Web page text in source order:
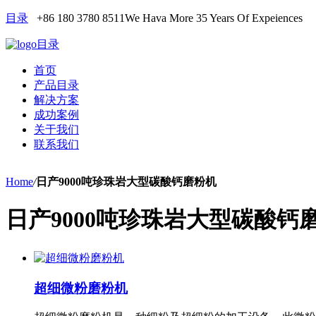
目录 +86 180 3780 8511We Hava More 35 Years Of Expeiences
目录
首页
产品目录
解决方案
成功案例
关于我们
联系我们
Home/日产9000吨珍珠岩大型碳酸钙磨粉机
日产9000吨珍珠岩大型碳酸钙
超细微粉磨粉机